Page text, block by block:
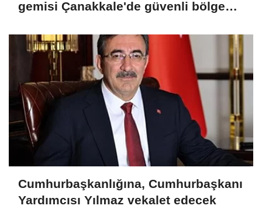
gemisi Çanakkale'de güvenli bölgeye
Cumhurbaşkanlığına, Cumhurbaşkanı
Yardımcısı Yılmaz vekalet edecek